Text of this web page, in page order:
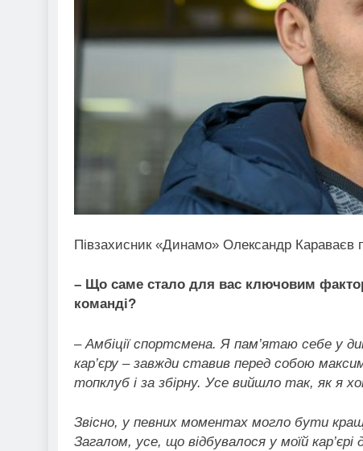
Півзахисник «Динамо» Олександр Караваєв
– Що саме стало для вас ключовим
команді?
– Амбіції спортсмена. Я пам’ятаю себе у
кар’єру – завжди ставив перед собою
топклуб і за збірну. Усе вийшло так, як я
Звісно, у певних моментах могло бути
Загалом, усе, що відбувалося у моїй